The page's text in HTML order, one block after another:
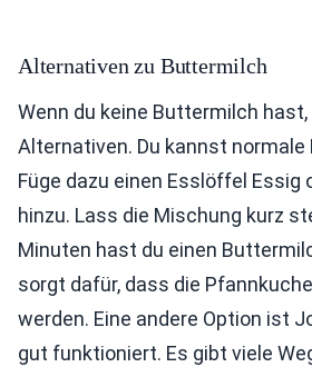
Alternativen zu Buttermilch
Wenn du keine Buttermilch
Alternativen. Du kannst normale
Füge dazu einen Esslöffel
hinzu. Lass die Mischung kurz
Minuten hast du einen
sorgt dafür, dass die
werden. Eine andere Option ist
gut funktioniert. Es gibt viele